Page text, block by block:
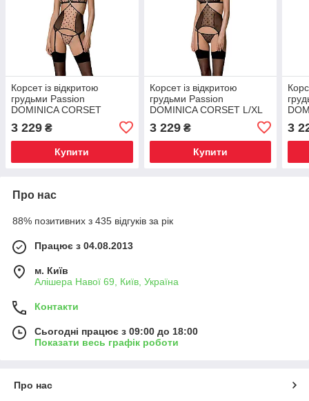
Корсет із відкритою
грудьми Passion
DOMINICA CORSET
XXL/XXXL beige, пажі для
панчіх, стринги, Київ
3 229 ₴
Купити
Корсет із відкритою
грудьми Passion
DOMINICA CORSET L/XL
стринги, Київ
3 229₴
Купити
3
Про нас
88% позитивних з 435 відгуків за рік
Працює з 04.08.2013
м. Київ
Алішера Навої 69, Київ, Україна
Контакти
Сьогодні працює з 09:00 до 18:00
Показати весь графік роботи
Про нас